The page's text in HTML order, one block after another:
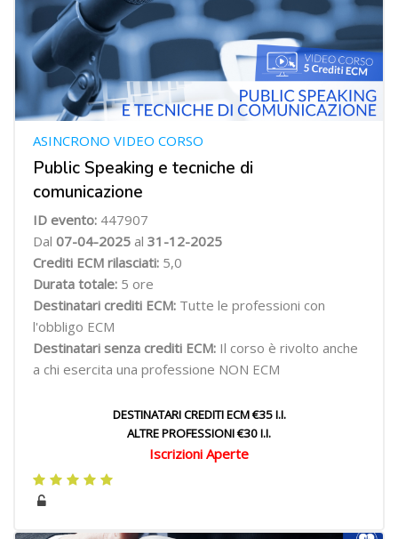
Public Speaking e tecniche di
comunicazione
ASINCRONO VIDEO CORSO
ID evento: 447907
Dal 07-04-2025 al 31-12-2025
Crediti ECM rilasciati: 5,0
Durata totale: 5 ore
Destinatari crediti ECM: Tutte le professioni con
l'obbligo ECM
Destinatari senza crediti ECM: Il corso è rivolto anche
a chi esercita una professione NON ECM
DESTINATARI CREDITI ECM €35 I.I.
ALTRE PROFESSIONI €30 I.I.
Iscrizioni Aperte